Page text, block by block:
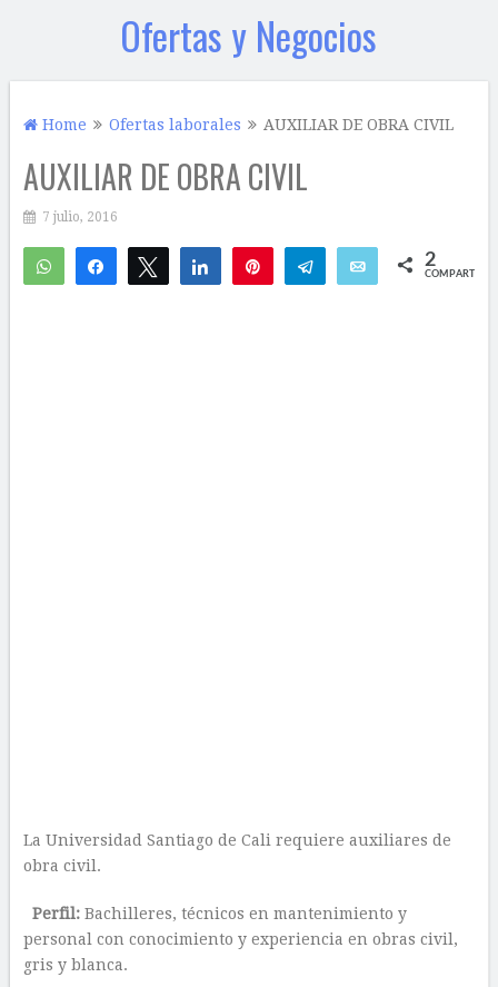
Ofertas y Negocios
Home Ofertas laborales AUXILIAR DE OBRA CIVIL
AUXILIAR DE OBRA CIVIL
7 julio, 2016
WhatsAppCompartirTwittear Compartir Telegram Email 2
COMPARTIR
La Universidad Santiago de Cali requiere auxiliares de
obra civil.
Perfil: Bachilleres, técnicos en mantenimiento y
personal con conocimiento y experiencia en obras civil,
gris y blanca.